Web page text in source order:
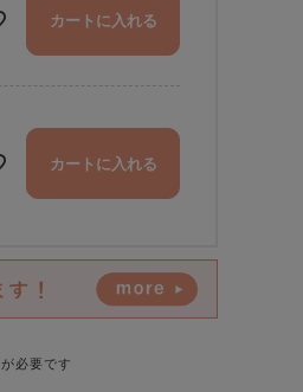
口ポシェットの色：モカグレー
カートに入れる
カートに入れる
必要です